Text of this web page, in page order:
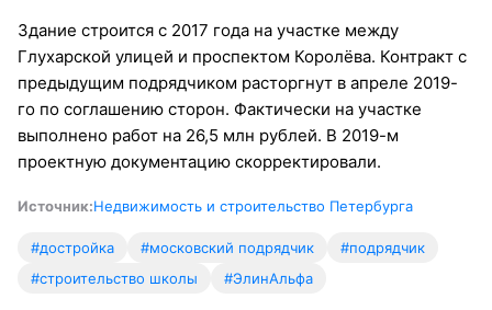
Здание строится с 2017 года на участке между
Глухарской улицей и проспектом Королёва. Контракт с
предыдущим подрядчиком расторгнут в апреле 2019-
го по соглашению сторон. Фактически на участке
выполнено работ на 26,5 млн рублей. В 2019-м
проектную документацию скорректировали.
Источник:Недвижимость и строительство Петербурга
#достройка #московский подрядчик
#подрядчик
#строительство школы
#ЭлинАльфа